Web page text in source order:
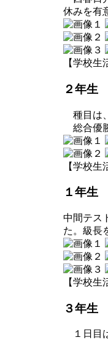
休みを有
【学校生
２年生
種目は
総合優
【学校生
１年生
中間テス
た。級長
【学校生
３年生
１日目